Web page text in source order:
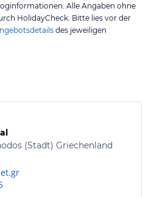
Alle Angaben ohne
HolidayCheck. Bitte lies vor der
des jeweiligen
(Stadt) Griechenland